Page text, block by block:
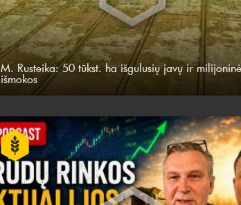
M. Rusteika: 50 tūkst. ha išgulusių javų ir
išmokos